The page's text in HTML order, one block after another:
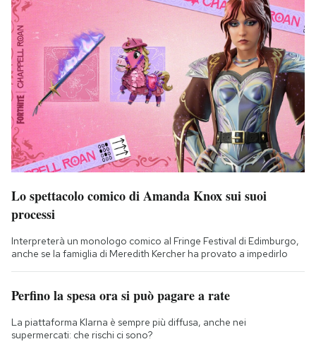
Lo spettacolo comico di Amanda Knox sui suoi
processi
Interpreterà un monologo comico al Fringe Festival di Edimburgo,
anche se la famiglia di Meredith Kercher ha provato a impedirlo
Perfino la spesa ora si può pagare a rate
La piattaforma Klarna è sempre più diffusa, anche nei
supermercati: che rischi ci sono?